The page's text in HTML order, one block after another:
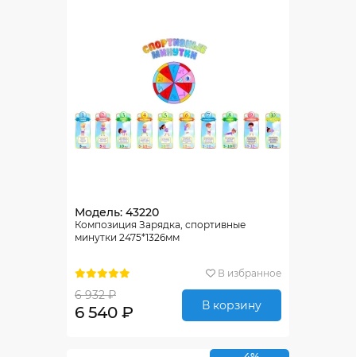
Модель: 43220
Композиция Зарядка, спортивные
минутки 2475*1326мм
В избранное
6 932 ₽
6 540 ₽ В корзину